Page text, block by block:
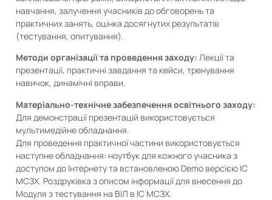
навчання, залучення учасників до обговорень та
практичних занять, оцінка досягнутих результатів
(тестування, опитування).
Методи організації та проведення заходу: Лекції та
презентації, практичні завдання та кейси, тренування
навичок, динамічні вправи.
Матеріально-технічне забезпечення освітнього заходу:
Для демонстрації презентацій використовується
мультимедійне обладнання.
Для проведення практичної частини використовується
наступне обладнання: ноутбук для кожного учасника з
доступом до Інтернету та встановленою Demo версією ІС
МСЗХ. Роздруківка з описом інформації для внесення до
Модуля з тестування на ВІЛ в ІС МСЗХ.